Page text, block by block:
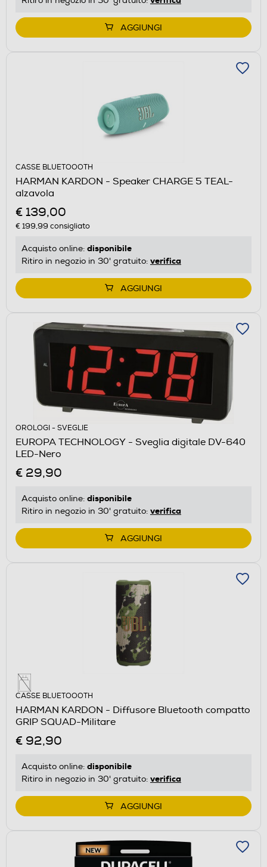
AGGIUNGI
CASSE BLUETOOOTH
HARMAN KARDON - Speaker CHARGE 5 TEAL-
alzavola
€ 139,00
€ 199,99 consigliato
Acquisto online: disponibile
Ritiro in negozio in 30' gratuito: verifica
AGGIUNGI
OROLOGI - SVEGLIE
EUROPA TECHNOLOGY - Sveglia digitale DV-640
LED-Nero
€ 29,90
Acquisto online: disponibile
Ritiro in negozio in 30' gratuito: verifica
AGGIUNGI
CASSE BLUETOOOTH
HARMAN KARDON - Diffusore Bluetooth compatto
GRIP SQUAD-Militare
€ 92,90
Acquisto online: disponibile
Ritiro in negozio in 30' gratuito: verifica
AGGIUNGI